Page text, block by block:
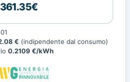
361.35€
€ (indipendente dal consumo)
0.2109 €/kWh